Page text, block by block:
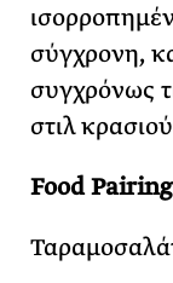
σύγχρονη,
συγχρόνως
στιλ
Food Pairing